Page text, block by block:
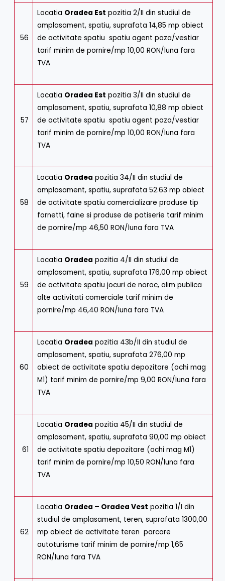
56
Locatia Oradea Est pozitia 2/II din studiul de
amplasament, spatiu, suprafata 14,85 mp obiect
de activitate spatiu spatiu agent paza/vestiar
tarif minim de pornire/mp 10,00 RON/luna fara
TVA
57
Locatia Oradea Est pozitia 3/II din studiul de
amplasament, spatiu, suprafata 10,88 mp obiect
de activitate spatiu spatiu agent paza/vestiar
tarif minim de pornire/mp 10,00 RON/luna fara
TVA
58
Locatia Oradea pozitia 34/II din studiul de
amplasament, spatiu, suprafata 52.63 mp obiect
de activitate spatiu comercializare produse tip
fornetti, faine si produse de patiserie tarif minim
de pornire/mp 46,50 RON/luna fara TVA
59
Locatia Oradea pozitia 4/II din studiul de
amplasament, spatiu, suprafata 176,00 mp obiect
de activitate spatiu jocuri de noroc, alim publica
alte activitati comerciale tarif minim de
pornire/mp 46,40 RON/luna fara TVA
60
Locatia Oradea pozitia 43b/II din studiul de
amplasament, spatiu, suprafata 276,00 mp
obiect de activitate spatiu depozitare (ochi mag
M1) tarif minim de pornire/mp 9,00 RON/luna fara
TVA
61
Locatia Oradea pozitia 45/II din studiul de
amplasament, spatiu, suprafata 90,00 mp obiect
de activitate spatiu depozitare (ochi mag M1)
tarif minim de pornire/mp 10,50 RON/luna fara
TVA
62
Locatia Oradea – Oradea Vest pozitia 1/I din
studiul de amplasament, teren, suprafata 1300,00
mp obiect de activitate teren parcare
autoturisme tarif minim de pornire/mp 1,65
RON/luna fara TVA